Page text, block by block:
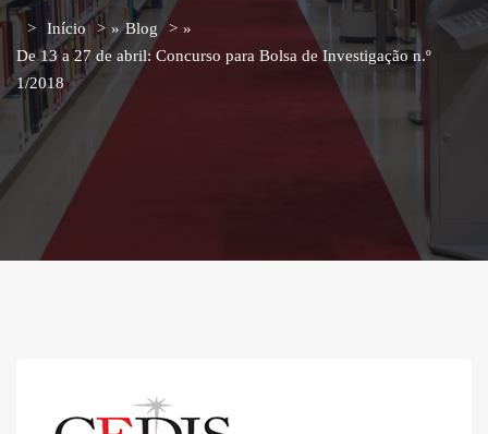
Início » Blog
»
De 13 a 27 de abril: Concurso para Bolsa de Investigação n.º
1/2018